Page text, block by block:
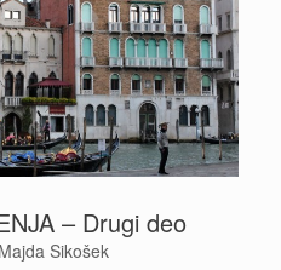
– Drugi deo
Majda Sikošek